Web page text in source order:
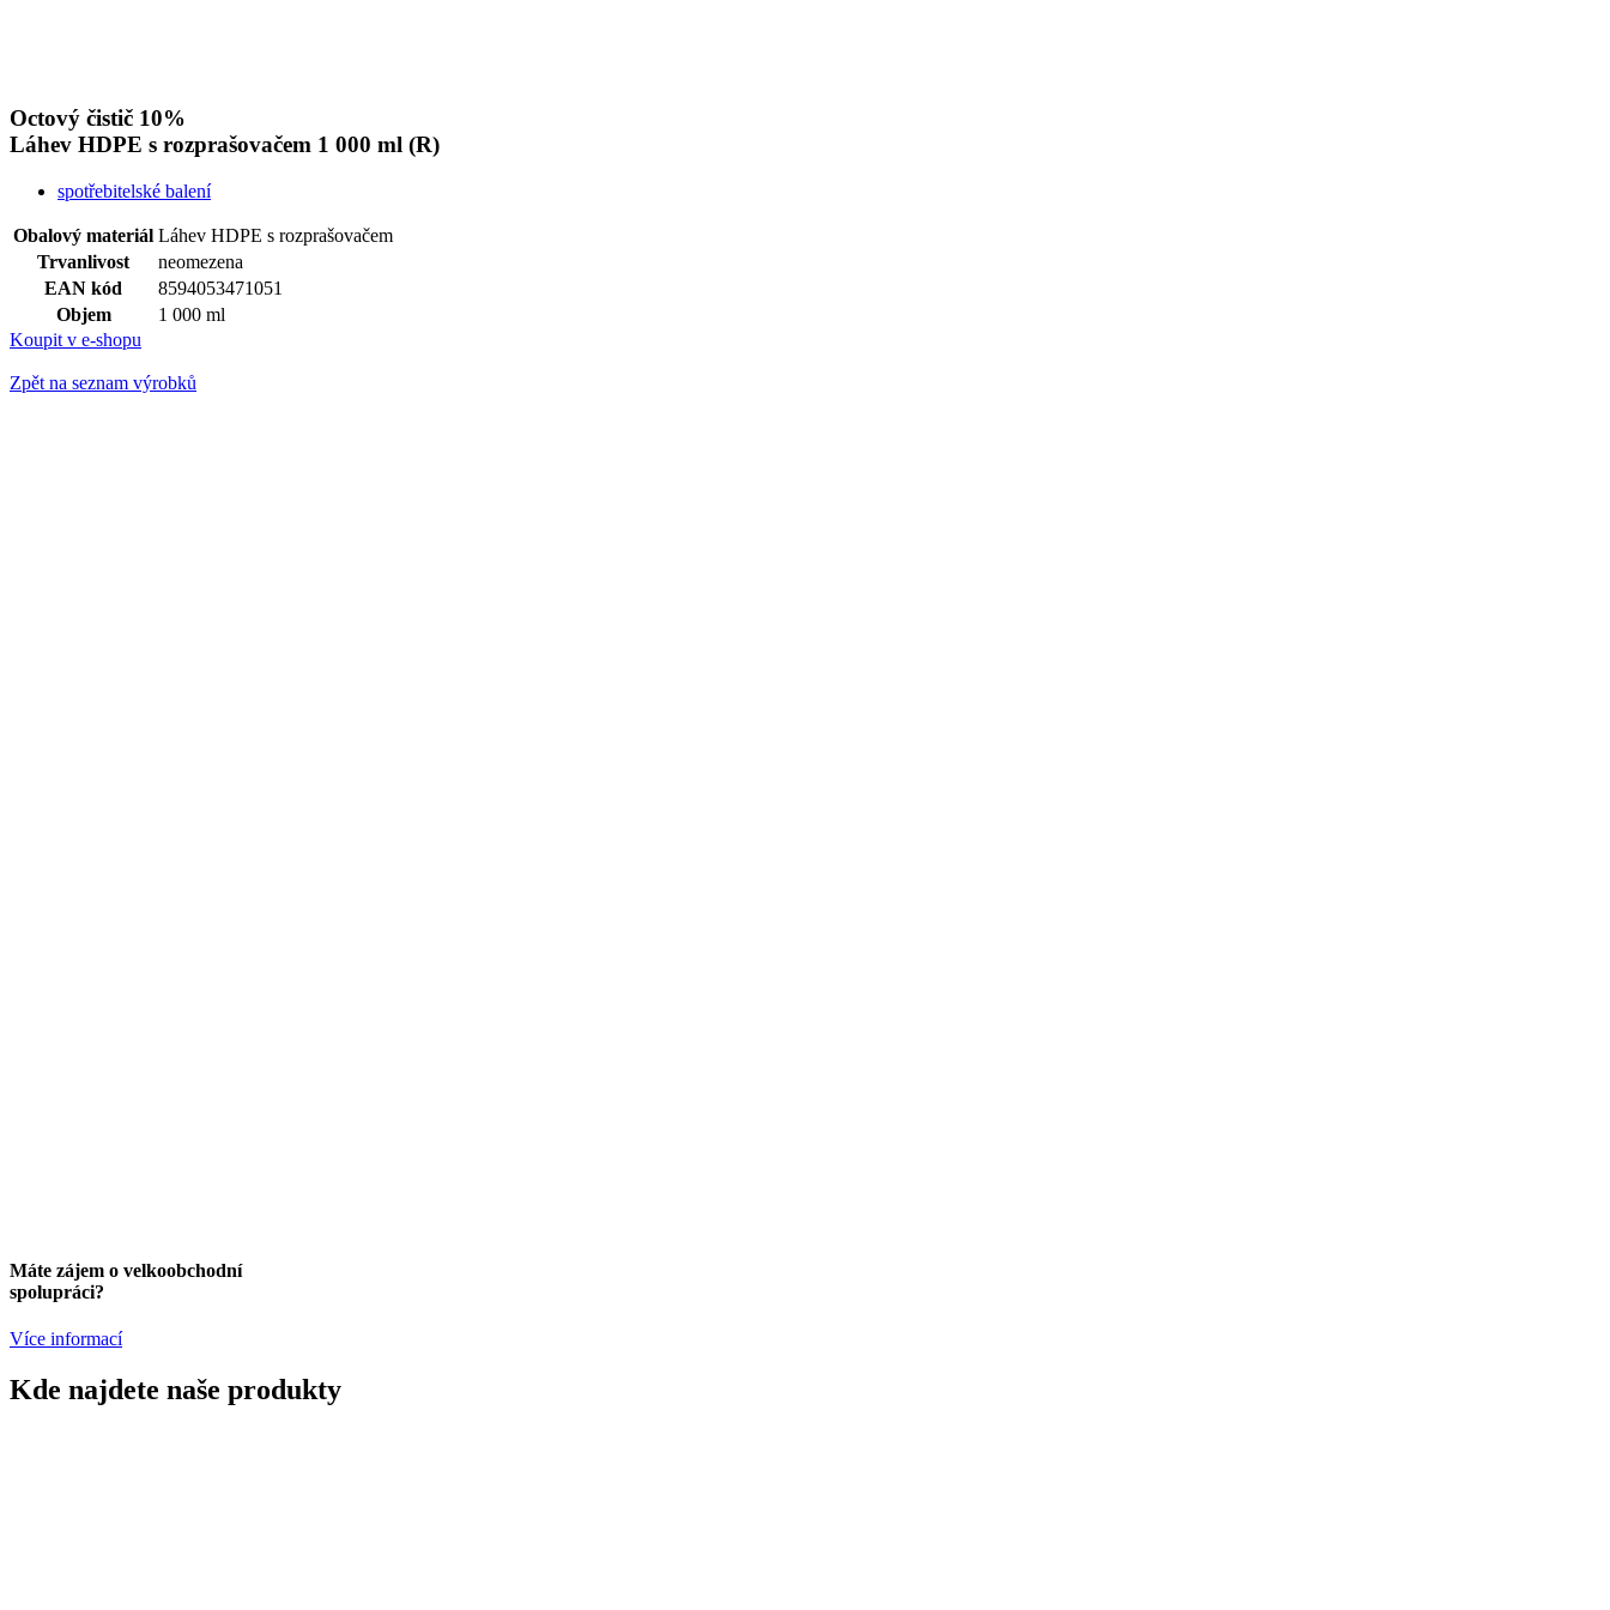
Octový čistič 10%
Láhev HDPE s rozprašovačem 1 000 ml (R)
spotřebitelské balení
Obalový materiál Láhev HDPE s rozprašovačem
Trvanlivost
neomezena
EAN kód
8594053471051
Objem
1 000 ml
Koupit v e-shopu
Zpět na seznam výrobků
Máte zájem o velkoobchodní
spolupráci?
Více informací
Kde najdete naše produkty